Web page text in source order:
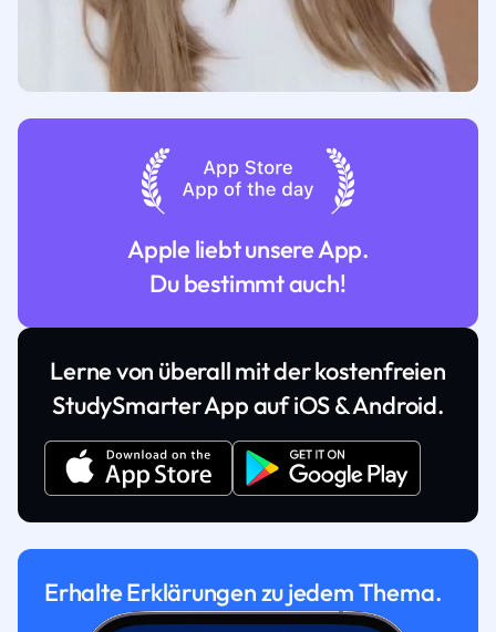
Apple liebt unsere App.
Du bestimmt auch!
Lerne von überall mit der kostenfreien
StudySmarter App auf iOS & Android.
Erhalte Erklärungen zu jedem Thema.